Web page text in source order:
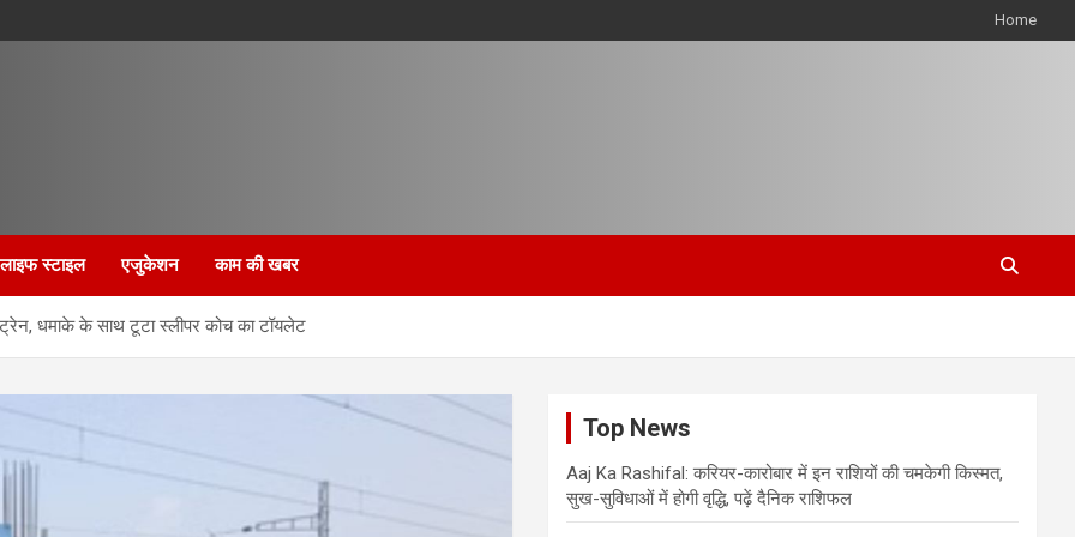
Home
लाइफ स्टाइल एजुकेशन काम की खबर
ट्रेन, धमाके के साथ टूटा स्लीपर कोच का टॉयलेट
Top News
Aaj Ka Rashifal: करियर-कारोबार में इन राशियों की चमकेगी किस्मत,
सुख-सुविधाओं में होगी वृद्धि, पढ़ें दैनिक राशिफल